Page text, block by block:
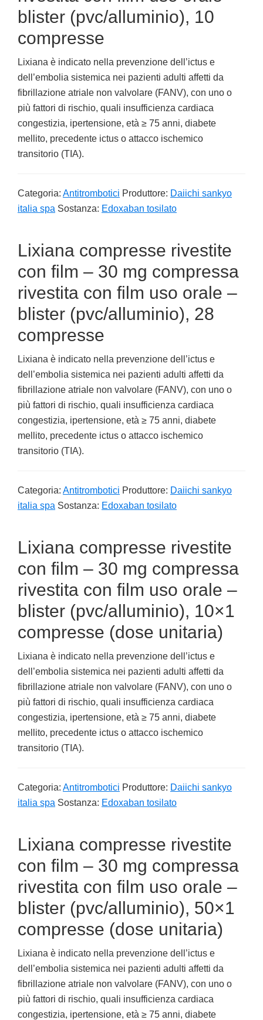
blister (pvc/alluminio), 10
compresse
Lixiana è indicato nella prevenzione dell’ictus e
dell’embolia sistemica nei pazienti adulti affetti da
fibrillazione atriale non valvolare (FANV), con uno o
più fattori di rischio, quali insufficienza cardiaca
congestizia, ipertensione, età ≥ 75 anni, diabete
mellito, precedente ictus o attacco ischemico
transitorio (TIA).
Categoria: Antitrombotici Produttore: Daiichi sankyo
italia spa Sostanza: Edoxaban tosilato
Lixiana compresse rivestite
con film – 30 mg compressa
rivestita con film uso orale –
blister (pvc/alluminio), 28
compresse
Lixiana è indicato nella prevenzione dell’ictus e
dell’embolia sistemica nei pazienti adulti affetti da
fibrillazione atriale non valvolare (FANV), con uno o
più fattori di rischio, quali insufficienza cardiaca
congestizia, ipertensione, età ≥ 75 anni, diabete
mellito, precedente ictus o attacco ischemico
transitorio (TIA).
Categoria: Antitrombotici Produttore: Daiichi sankyo
italia spa Sostanza: Edoxaban tosilato
Lixiana compresse rivestite
con film – 30 mg compressa
rivestita con film uso orale –
blister (pvc/alluminio), 10×1
compresse (dose unitaria)
Lixiana è indicato nella prevenzione dell’ictus e
dell’embolia sistemica nei pazienti adulti affetti da
fibrillazione atriale non valvolare (FANV), con uno o
più fattori di rischio, quali insufficienza cardiaca
congestizia, ipertensione, età ≥ 75 anni, diabete
mellito, precedente ictus o attacco ischemico
transitorio (TIA).
Categoria: Antitrombotici Produttore: Daiichi sankyo
italia spa Sostanza: Edoxaban tosilato
Lixiana compresse rivestite
con film – 30 mg compressa
rivestita con film uso orale –
blister (pvc/alluminio), 50×1
compresse (dose unitaria)
Lixiana è indicato nella prevenzione dell’ictus e
dell’embolia sistemica nei pazienti adulti affetti da
fibrillazione atriale non valvolare (FANV), con uno o
più fattori di rischio, quali insufficienza cardiaca
congestizia, ipertensione, età ≥ 75 anni, diabete